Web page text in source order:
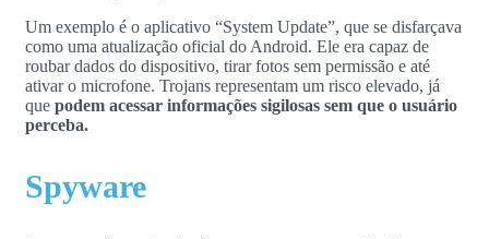
Um exemplo é o aplicativo “System Update”, que se disfarçava
como uma atualização oficial do Android. Ele era capaz de
roubar dados do dispositivo, tirar fotos sem permissão e até
ativar o microfone. Trojans representam um risco elevado, já
que podem acessar informações sigilosas sem que o usuário
perceba.
Spyware